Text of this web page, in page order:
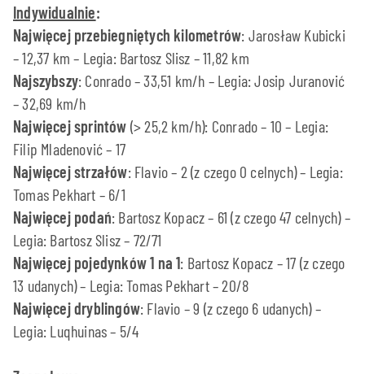
Indywidualnie:
Najwięcej przebiegniętych kilometrów: Jarosław Kubicki
– 12,37 km – Legia: Bartosz Slisz – 11,82 km
Najszybszy: Conrado – 33,51 km/h – Legia: Josip Juranović
– 32,69 km/h
Najwięcej sprintów (> 25,2 km/h): Conrado – 10 – Legia:
Filip Mladenović – 17
Najwięcej strzałów: Flavio – 2 (z czego 0 celnych) – Legia:
Tomas Pekhart – 6/1
Najwięcej podań: Bartosz Kopacz – 61 (z czego 47 celnych) –
Legia: Bartosz Slisz – 72/71
Najwięcej pojedynków 1 na 1: Bartosz Kopacz – 17 (z czego
13 udanych) – Legia: Tomas Pekhart – 20/8
Najwięcej dryblingów: Flavio – 9 (z czego 6 udanych) –
Legia: Luqhuinas – 5/4